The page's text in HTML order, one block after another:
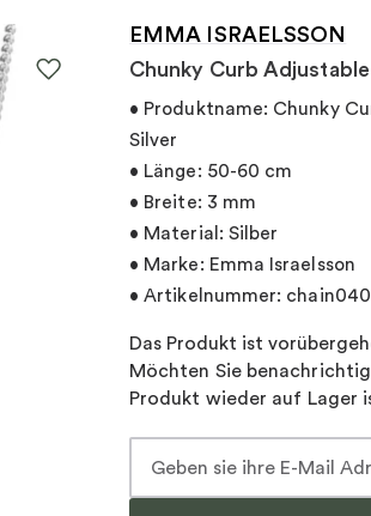
EMMA ISRAELSSON
Chunky Curb Adjustable
• Produktname: Chunky
Silver
• Länge: 50-60 cm
• Breite: 3 mm
• Material: Silber
• Marke: Emma Israelsson
• Artikelnummer: chain040
Das Produkt ist
Möchten Sie
Produkt wieder auf Lager